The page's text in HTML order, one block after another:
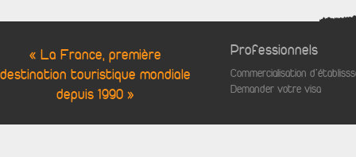
« La France, première
destination touristique mondiale
depuis 1990 »
Professionnels
Commercialisation
Demander votre visa